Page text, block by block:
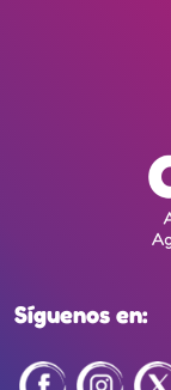
Síguenos en: